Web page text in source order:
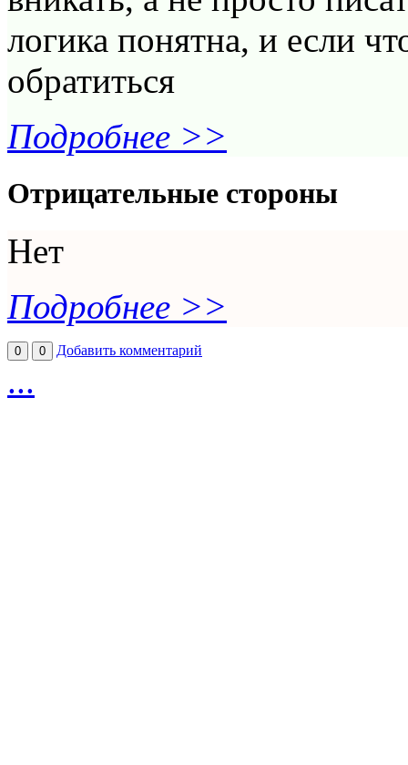
логика понятна, и если
обратиться
Подробнее >>
Отрицательные стороны
Нет
Подробнее >>
0 0 Добавить комментарий
...